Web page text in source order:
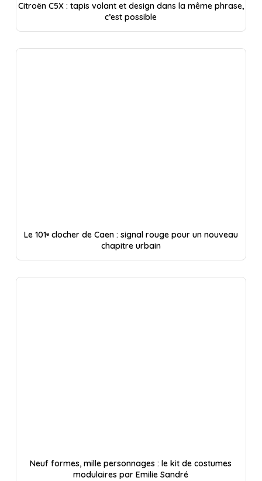
Citroën C5X : tapis volant et design dans la même phrase,
c’est possible
Le 101ᵉ clocher de Caen : signal rouge pour un nouveau
chapitre urbain
Neuf formes, mille personnages : le kit de costumes
modulaires par Emilie Sandré